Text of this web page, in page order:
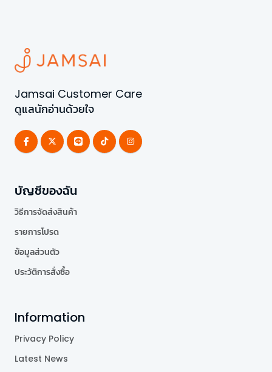
Jamsai Customer Care
ดูแลนักอ่านด้วยใจ
บัญชีของฉัน
วิธีการจัดส่งสินค้า
รายการโปรด
ข้อมูลส่วนตัว
ประวัติการสั่งซื้อ
Information
Privacy Policy
Latest News